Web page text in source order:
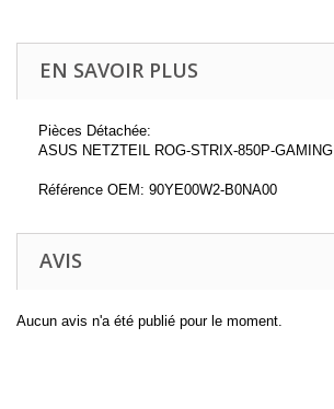
EN SAVOIR PLUS
Pièces Détachée:
ASUS NETZTEIL ROG-STRIX-850P-GAMING
Référence OEM: 90YE00W2-B0NA00
AVIS
Aucun avis n'a été publié pour le moment.